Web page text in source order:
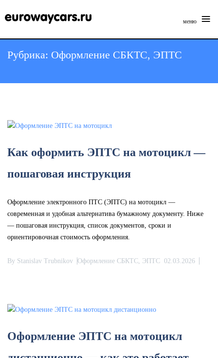
меню ≡
Рубрика: Оформление СБКТС, ЭПТС
Как оформить ЭПТС на мотоцикл —
пошаговая инструкция
Оформление электронного ПТС (ЭПТС) на мотоцикл —
современная и удобная альтернатива бумажному документу. Ниже
— пошаговая инструкция, список документов, сроки и
ориентировочная стоимость оформления.
By Stanislav Trubnikov Оформление СБКТС, ЭПТС 02.03.2026
Оформление ЭПТС на мотоцикл